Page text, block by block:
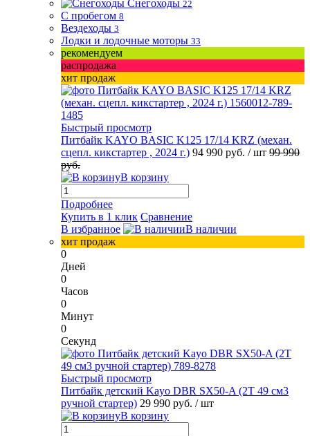
Снегоходы 22
С пробегом 8
Вездеходы 3
Лодки и лодочные моторы 33
рекомендуем
распродажа
хит продаж
Быстрый просмотр
Питбайк KAYO BASIC K125 17/14 KRZ (механ.
сцепл. кикстартер , 2024 г.) 94 990 руб. / шт 99 990
руб.
В корзину
Подробнее
Купить в 1 клик Сравнение
В избранное
В наличии
хит продаж
0
Дней
0
Часов
0
Минут
0
Секунд
Быстрый просмотр
Питбайк детский Kayo DBR SX50-A (2T 49 см3
ручной стартер) 29 990 руб. / шт
В корзину